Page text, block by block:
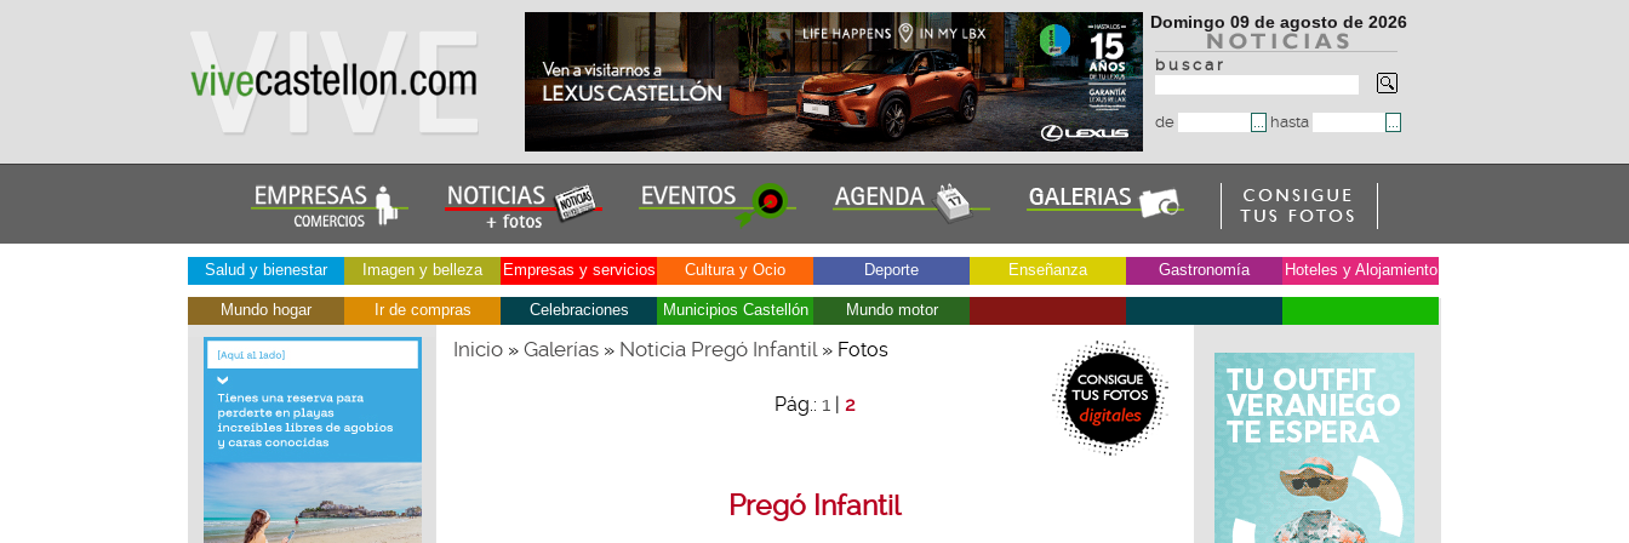
Domingo 09 de agosto de 2026
b u s c a r
de hasta
Salud y bienestar Imagen y belleza Empresas y servicios Cultura y Ocio Deporte Enseñanza Gastronomía Hoteles y Alojamiento
Mundo hogar Ir de compras Celebraciones Municipios Castellón Mundo motor
Inicio» Galerías» Noticia Pregó Infantil» Fotos
Pág.: 1| 2
Pregó Infantil